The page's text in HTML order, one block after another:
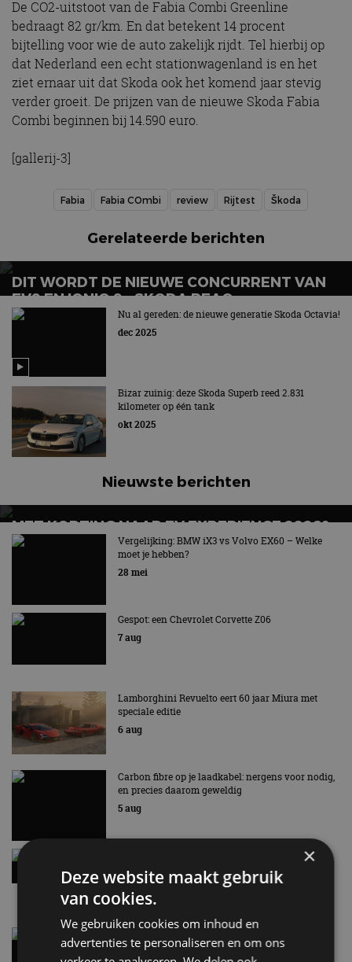
De CO2-uitstoot van de Fabia Combi Greenline
bedraagt 82 gr/km. En dat betekent 14 procent
bijtelling voor wie de auto zakelijk rijdt. Tel hierbij op
dat Nederland een echt stationwagenland is en het
ziet ernaar uit dat Skoda ook het komend jaar stevig
verder groeit. De prijzen van de nieuwe Skoda Fabia
Combi beginnen bij 14.590 euro.
[gallerij-3]
Fabia Fabia COmbi review Rijtest Škoda
Gerelateerde berichten
DIT WORDT DE NIEUWE CONCURRENT VAN
EV9 EN IONIQ 9 – SKODA PEAQ
Nu al gereden: de nieuwe generatie Skoda Octavia!
dec 2025
Bizar zuinig: deze Skoda Superb reed 2.831
kilometer op één tank
okt 2025
Nieuwste berichten
MET KORTING NAAR EV EXPERIENCE 2026?
AUTORAI REGELT HET!
EV Experience 2026 van 24 tot 26 september
Vergelijking: BMW iX3 vs Volvo EX60 – Welke
moet je hebben?
28 mei
Gespot: een Chevrolet Corvette Z06
7 aug
Lamborghini Revuelto eert 60 jaar Miura met
speciale editie
6 aug
Carbon fibre op je laadkabel: nergens voor nodig,
en precies daarom geweldig
5 aug
Hennessey Blackbird krijgt atmosferische V8 en
handbak: soms is eenvoud leuker
5 aug
per 100 kilometer
×
Deze website maakt gebruik
van cookies.
We gebruiken cookies om inhoud en
advertenties te personaliseren en om ons